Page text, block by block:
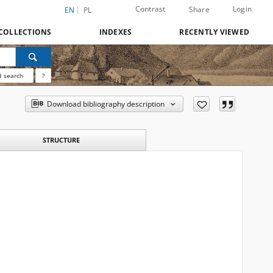
EN PL Contrast Share Login
INDEXES RECENTLY VIEWED
search ?
Download bibliography description
STRUCTURE